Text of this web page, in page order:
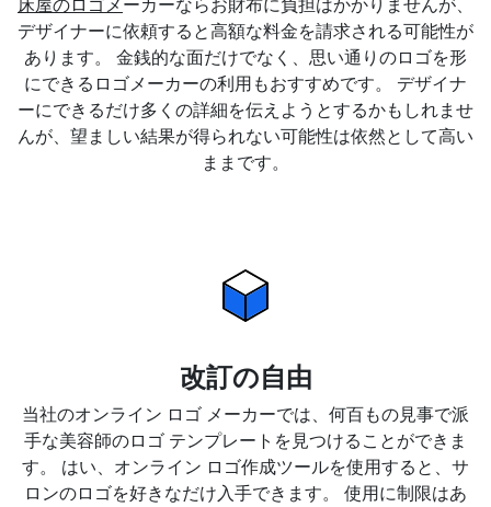
床屋のロゴメ ーカーならお財布に負担はかかりませんが、
デザイナーに依頼すると高額な料金を請求される可能性が
あります。 金銭的な面だけでなく、思い通りのロゴを形
にできるロゴメーカーの利用もおすすめです。 デザイナ
ーにできるだけ多くの詳細を伝えようとするかもしれませ
んが、望ましい結果が得られない可能性は依然として高い
ままです。
改訂の自由
当社のオンライン ロゴ メーカーでは、何百もの見事で派
手な美容師のロゴ テンプレートを見つけることができま
す。 はい、オンライン ロゴ作成ツールを使用すると、サ
ロンのロゴを好きなだけ入手できます。 使用に制限はあ